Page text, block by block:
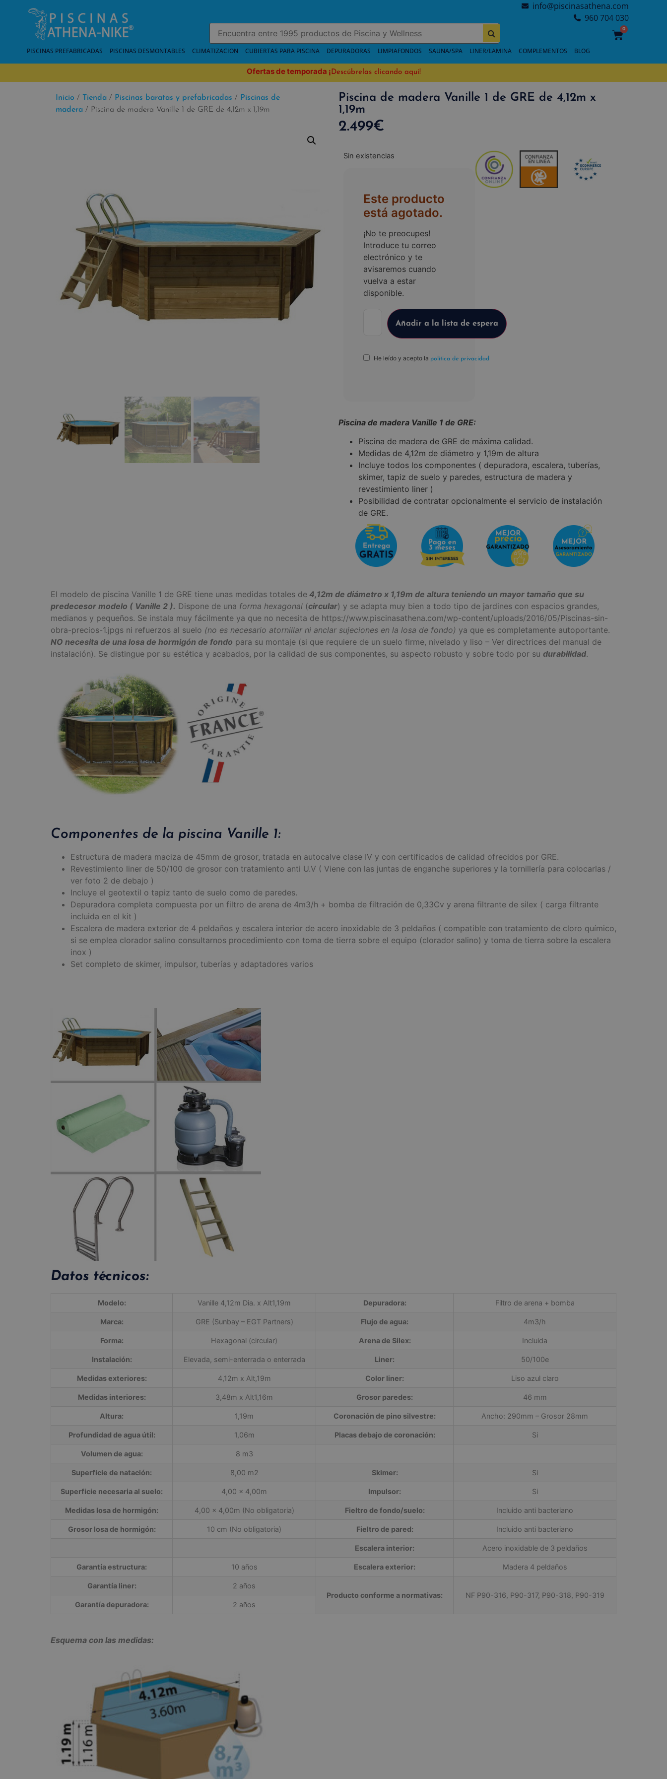
info@piscinasathena.com
960 704 030
0
PISCINAS PREFABRICADAS PISCINAS DESMONTABLES CLIMATIZACION CUBIERTAS PARA PISCINA DEPURADORAS LIMPIAFONDOS SAUNA/SPA LINER/LAMINA COMPLEMENTOS BLOG
Ofertas de temporada ¡ Descúbrelas clicando aquí!
Inicio / Tienda / Piscinas baratas y prefabricadas / Piscinas de
madera / Piscina de madera Vanille 1 de GRE de 4,12m x 1,19m
Piscina de madera Vanille 1 de GRE de 4,12m x
1,19m
2.499€
Sin existencias
Este producto
está agotado.
¡No te preocupes!
Introduce tu correo
electrónico y te
avisaremos cuando
vuelva a estar
disponible.
He leído y acepto la política de privacidad
Piscina de madera Vanille 1 de GRE:
Piscina de madera de GRE de máxima calidad.
Medidas de 4,12m de diámetro y 1,19m de altura
Incluye todos los componentes ( depuradora, escalera, tuberías,
skimer, tapiz de suelo y paredes, estructura de madera y
revestimiento liner )
Posibilidad de contratar opcionalmente el servicio de instalación
de GRE.
El modelo de piscina Vanille 1 de GRE tiene unas medidas totales de 4,12m de diámetro x 1,19m de altura teniendo un mayor tamaño que su
predecesor modelo ( Vanille 2 ). Dispone de una forma hexagonal (circular) y se adapta muy bien a todo tipo de jardines con espacios grandes,
medianos y pequeños. Se instala muy fácilmente ya que no necesita de https://www.piscinasathena.com/wp-content/uploads/2016/05/Piscinas-sin-
obra-precios-1.jpgs ni refuerzos al suelo (no es necesario atornillar ni anclar sujeciones en la losa de fondo) ya que es completamente autoportante.
NO necesita de una losa de hormigón de fondo para su montaje (si que requiere de un suelo firme, nivelado y liso – Ver directrices del manual de
instalación). Se distingue por su estética y acabados, por la calidad de sus componentes, su aspecto robusto y sobre todo por su durabilidad.
Componentes de la piscina Vanille 1:
Estructura de madera maciza de 45mm de grosor, tratada en autocalve clase IV y con certificados de calidad ofrecidos por GRE.
Revestimiento liner de 50/100 de grosor con tratamiento anti U.V ( Viene con las juntas de enganche superiores y la tornillería para colocarlas /
ver foto 2 de debajo )
Incluye el geotextil o tapiz tanto de suelo como de paredes.
Depuradora completa compuesta por un filtro de arena de 4m3/h + bomba de filtración de 0,33Cv y arena filtrante de silex ( carga filtrante
incluida en el kit )
Escalera de madera exterior de 4 peldaños y escalera interior de acero inoxidable de 3 peldaños ( compatible con tratamiento de cloro químico,
si se emplea clorador salino consultarnos procedimiento con toma de tierra sobre el equipo (clorador salino) y toma de tierra sobre la escalera
inox )
Set completo de skimer, impulsor, tuberías y adaptadores varios
Datos técnicos:
Modelo: Vanille 4,12m Dia. x Alt1,19m Depuradora: Filtro de arena + bomba
Marca: GRE (Sunbay – EGT Partners) Flujo de agua: 4m3/h
Forma: Hexagonal (circular) Arena de Silex: Incluida
Instalación: Elevada, semi-enterrada o enterrada Liner: 50/100e
Medidas exteriores: 4,12m x Alt,19m Color liner: Liso azul claro
Medidas interiores: 3,48m x Alt1,16m Grosor paredes: 46 mm
Altura: 1,19m Coronación de pino silvestre: Ancho: 290mm – Grosor 28mm
Profundidad de agua útil: 1,06m Placas debajo de coronación: Si
Volumen de agua: 8 m3
Superficie de natación: 8,00 m2 Skimer: Si
Superficie necesaria al suelo: 4,00 x 4,00m Impulsor: Si
Medidas losa de hormigón: 4,00 x 4,00m (No obligatoria) Fieltro de fondo/suelo: Incluido anti bacteriano
Grosor losa de hormigón: 10 cm (No obligatoria) Fieltro de pared: Incluido anti bacteriano
Escalera interior: Acero inoxidable de 3 peldaños
Garantía estructura: 10 años Escalera exterior: Madera 4 peldaños
Garantía liner:
2 años
Producto conforme a normativas:
NF P90-316, P90-317, P90-318, P90-319
Garantía depuradora:
2 años
Esquema con las medidas: